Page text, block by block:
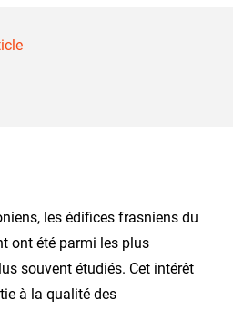
les édifices frasniens du
ont été parmi les plus
souvent étudiés. Cet intérêt
à la qualité des